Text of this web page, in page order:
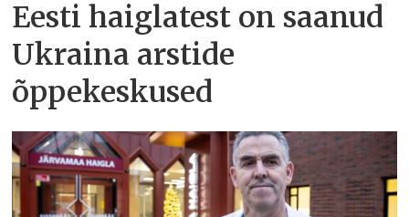
Eesti haiglatest on saanud
Ukraina arstide
õppekeskused